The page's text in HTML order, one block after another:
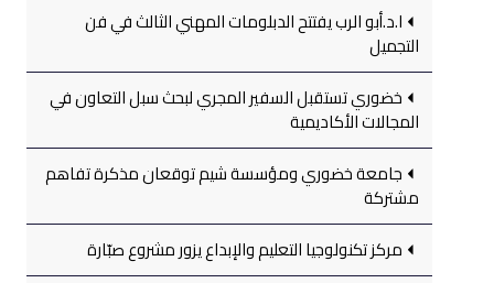
ا.د.أبو الرب يفتتح الدبلومات المهني الثالث في فن
التجميل
خضوري تستقبل السفير المجري لبحث سبل التعاون في
المجالات الأكاديمية
جامعة خضوري ومؤسسة شيم توقعان مذكرة تفاهم
مشتركة
مركز تكنولوجيا التعليم والإبداع يزور مشروع صبّارة